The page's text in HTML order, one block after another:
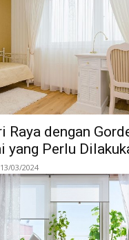
Raya dengan
yang Perlu
13/03/2024